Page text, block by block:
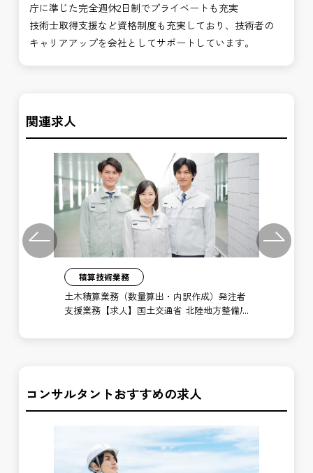
庁に準じた完全週休2日制でプライベートも充実
技術士取得支援など資格制度も充実しており、技術者の
キャリアアップを会社としてサポートしています。
関連求人
Previous
積算技術業務
土木積算業務（数量算出・内訳作成）発注者
支援業務【求人】国土交通省 北陸地方整備局
Next
コンサルタントおすすめの求人